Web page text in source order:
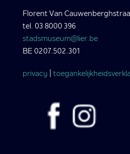
Florent Van
tel. 03 8000 396
stadsmuseum@lier.be
BE 0207.502.301
privacy